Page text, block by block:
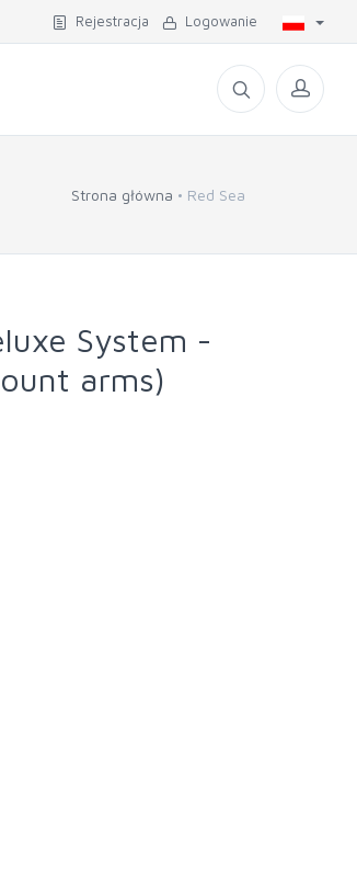
Rejestracja Logowanie
Strona główna Red Sea
System -
arms)